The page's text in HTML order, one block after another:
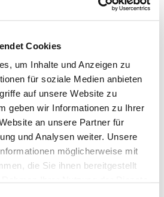
Cookies
um Inhalte und Anzeigen zu
für soziale Medien anbieten
auf unsere Website zu
geben wir Informationen zu Ihrer
an unsere Partner für
und Analysen weiter. Unsere
möglicherweise mit
die Sie ihnen bereitgestellt